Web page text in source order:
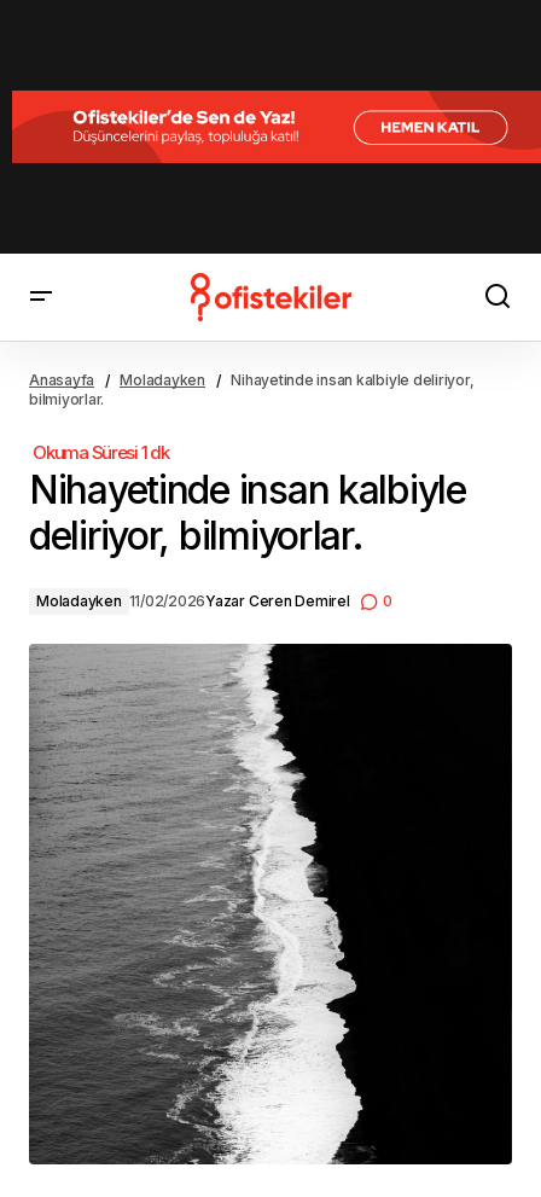
Anasayfa Moladayken
Nihayetinde insan kalbiyle deliriyor,
bilmiyorlar.
Nihayetinde insan kalbiyle
deliriyor, bilmiyorlar.
Moladayken 11/02/2026Yazar Ceren Demirel 0